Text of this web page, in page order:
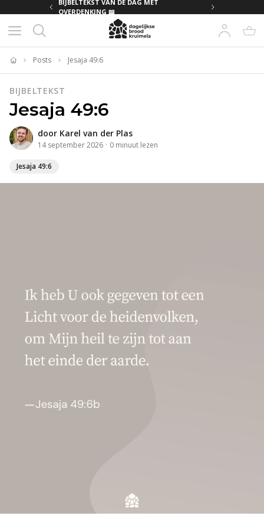
BIJBELTEKST VAN DE DAG MET
OVERDENKING 📖
Home
Posts Jesaja 49:6
BIJBELTEKST
Jesaja 49:6
door Karel van der Plas
14 september 2026 · 0 minuut lezen
Jesaja 49:6